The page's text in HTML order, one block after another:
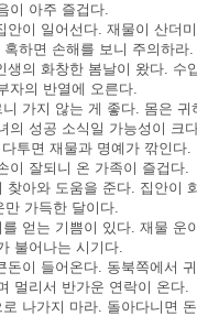
이 아주 즐겁다.
안이 일어선다. 재물이 산더
하면 손해를 보니 주의하라.
생의 화창한 봄날이 왔다. 수
자의 반열에 오른다.
가지 않는 게 좋다. 몸은 귀
의 성공 소식일 가능성이 크
투면 재물과 명예가 깎인다.
이 잘되니 온 가족이 즐겁다.
찾아와 도움을 준다. 집안이
만 가득한 달이다.
얻는 기쁨이 있다. 재물 운
불어나는 시기다.
돈이 들어온다. 동북쪽에서
멀리서 반가운 연락이 온다.
나가지 마라. 돌아다니면